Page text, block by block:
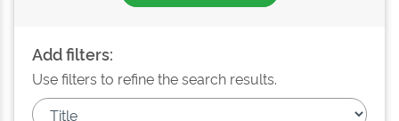
Add filters:
Use filters to refine the search results.